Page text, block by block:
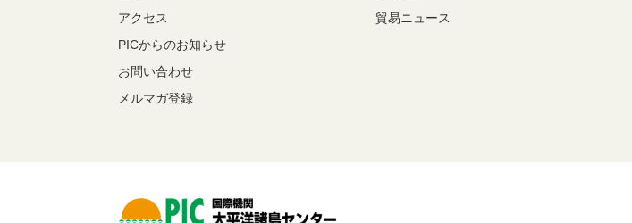
アクセス
PICからのお知らせ
お問い合わせ
メルマガ登録
貿易ニュース